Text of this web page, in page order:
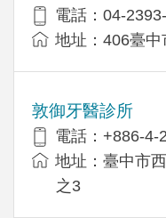
電話：04-
地址：406臺
敦御牙醫診所
電話：+886-4-
地址：臺中市
之3